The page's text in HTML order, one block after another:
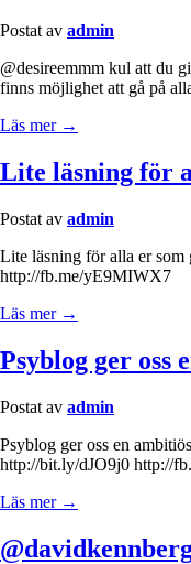
Postat av admin
@desireemmm kul att du
finns möjlighet att gå på
Läs mer →
Lite läsning för
Postat av admin
Lite läsning för alla er
http://fb.me/yE9MIWX7
Läs mer →
Psyblog ger oss
Postat av admin
Psyblog ger oss en
http://bit.ly/dJO9j0 http://
Läs mer →